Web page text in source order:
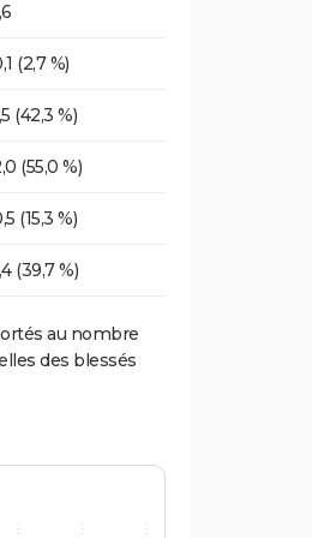
(2,7 %)
(42,3 %)
(55,0 %)
(15,3 %)
(39,7 %)
au nombre
des blessés